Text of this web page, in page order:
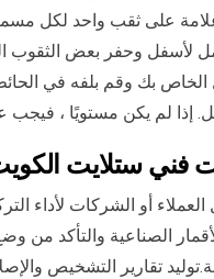
على ثقب واحد لكل
لأسفل وحفر بعض الثقوب
الخاص بك وقم بلفه في
إذا لم يكن مستويًا ، فيجب
فني ستلايت
أو الشركات لأداء
الصناعية والتأكد
تقارير التشخيص